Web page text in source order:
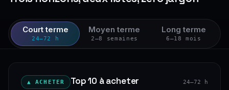
Court terme
24–72 h
Moyen terme
2–8 semaines
Long terme
6–18 mois
▲ ACHETER Top 10 à acheter 24–72 h